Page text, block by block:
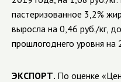
пастеризованное 3,2%
выросла на 0,46 руб./кг,
прошлогоднего уровня на
ЭКСПОРТ. По оценке